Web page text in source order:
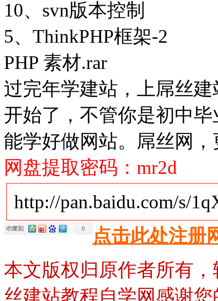
10、svn版本控制
5、ThinkPHP框架-2
PHP 素材.rar
过完年学建站，上屌丝
开始了，不管你是初中
能学好做网站。屌丝网
网盘提取密码：mr2d
http://pan.baidu.com/s/
点击此处注册
0
本文版权归原作者所有
丝建站教程自学网感谢